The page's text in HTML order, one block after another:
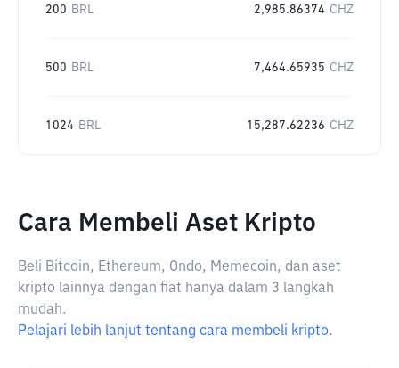
200 BRL 2,985.86374 CHZ
500 BRL 7,464.65935 CHZ
1024 BRL 15,287.62236 CHZ
Cara Membeli Aset Kripto
Beli Bitcoin, Ethereum, Ondo, Memecoin, dan aset
kripto lainnya dengan fiat hanya dalam 3 langkah
mudah.
Pelajari lebih lanjut tentang cara membeli kripto.